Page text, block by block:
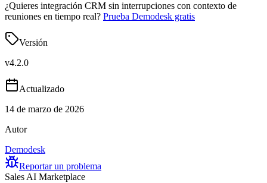
¿Quieres integración CRM sin interrupciones con contexto de
reuniones en tiempo real? Prueba Demodesk gratis
Versión
v4.2.0
Actualizado
14 de marzo de 2026
Autor
Demodesk
Reportar un problema
Sales AI Marketplace